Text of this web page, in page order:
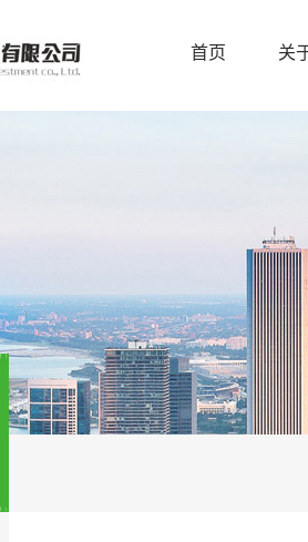
首页 关